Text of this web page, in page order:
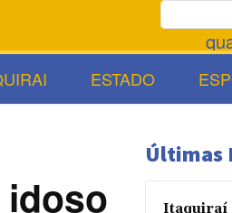
ESTADO
idoso
Últimas
Itaquiraí